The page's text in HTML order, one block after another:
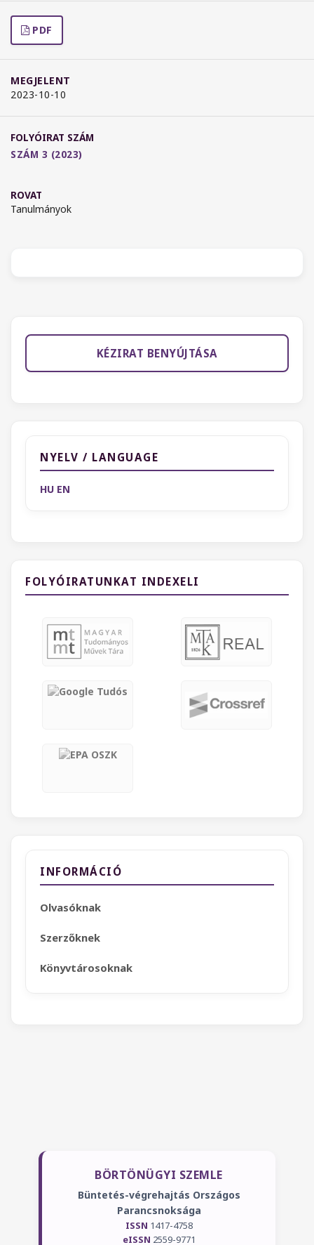
PDF
MEGJELENT
2023-10-10
FOLYÓIRAT SZÁM
SZÁM 3 (2023)
ROVAT
Tanulmányok
KÉZIRAT BENYÚJTÁSA
NYELV / LANGUAGE
HU EN
FOLYÓIRATUNKAT INDEXELI
INFORMÁCIÓ
Olvasóknak
Szerzőknek
Könyvtárosoknak
BÖRTÖNÜGYI SZEMLE
Büntetés-végrehajtás Országos
Parancsnoksága
ISSN 1417-4758
eISSN 2559-9771